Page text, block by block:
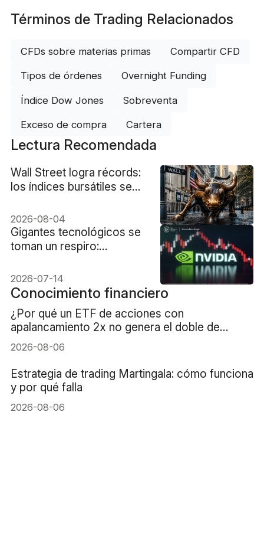
Términos de Trading Relacionados
CFDs sobre materias primas Compartir CFD
Tipos de órdenes Overnight Funding
Índice Dow Jones Sobreventa
Exceso de compra Cartera
Lectura Recomendada
Wall Street logra récords:
los índices bursátiles se
2026-08-04
Gigantes tecnológicos se
toman un respiro:
hoy
2026-07-14
Conocimiento financiero
¿Por qué un ETF de acciones con
apalancamiento 2x no genera el doble de
rentabilidad?
2026-08-06
Estrategia de trading Martingala: cómo funciona
y por qué falla
2026-08-06